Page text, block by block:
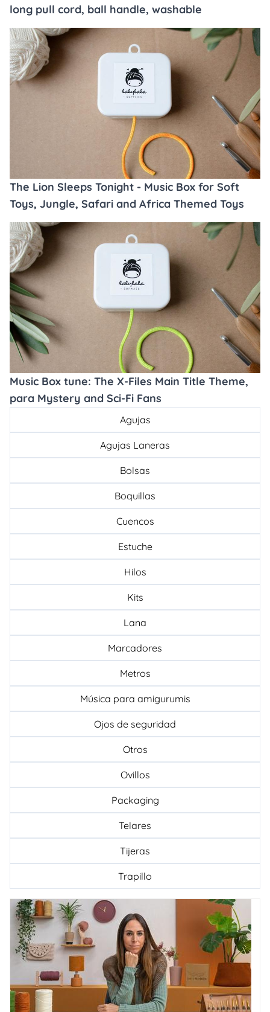
long pull cord, ball handle, washable
The Lion Sleeps Tonight - Music Box for Soft
Toys, Jungle, Safari and Africa Themed Toys
Music Box tune: The X-Files Main Title Theme,
para Mystery and Sci-Fi Fans
Agujas
Agujas Laneras
Bolsas
Boquillas
Cuencos
Estuche
Hilos
Kits
Lana
Marcadores
Metros
Música para amigurumis
Ojos de seguridad
Otros
Ovillos
Packaging
Telares
Tijeras
Trapillo